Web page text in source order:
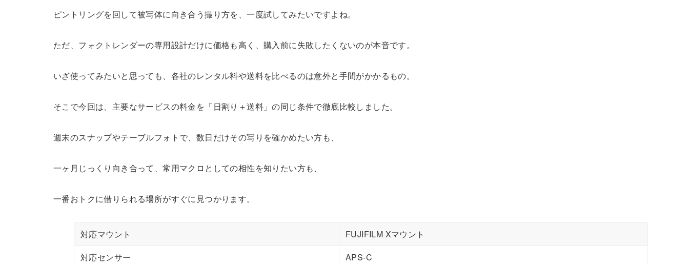
ピントリングを回して被写体に向き合う撮り方を、一度試してみたいですよね。
ただ、フォクトレンダーの専用設計だけに価格も高く、購入前に失敗したくないのが本音です。
いざ使ってみたいと思っても、各社のレンタル料や送料を比べるのは意外と手間がかかるもの。
そこで今回は、主要なサービスの料金を「日割り＋送料」の同じ条件で徹底比較しました。
週末のスナップやテーブルフォトで、数日だけその写りを確かめたい方も、
一ヶ月じっくり向き合って、常用マクロとしての相性を知りたい方も、
一番おトクに借りられる場所がすぐに見つかります。
対応マウント
FUJIFILM Xマウント
対応センサー
APS-C